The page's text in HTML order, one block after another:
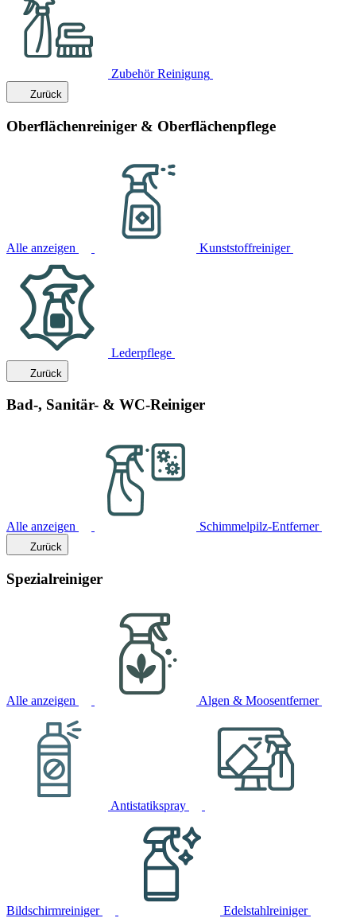
Zubehör Reinigung
Zurück
Oberflächenreiniger & Oberflächenpflege
Alle anzeigen Kunststoffreiniger
Lederpflege
Zurück
Bad-, Sanitär- & WC-Reiniger
Alle anzeigen Schimmelpilz-Entferner
Zurück
Spezialreiniger
Alle anzeigen Algen & Moosentferner
Antistatikspray
Bildschirmreiniger Edelstahlreiniger